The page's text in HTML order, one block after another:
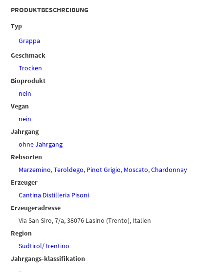
PRODUKTBESCHREIBUNG
Typ
Grappa
Geschmack
Trocken
Bioprodukt
nein
Vegan
nein
Jahrgang
ohne Jahrgang
Rebsorten
Marzemino,Teroldego, Pinot Grigio, Moscato,Chardonnay
Erzeuger
Cantina Distilleria Pisoni
Erzeugeradresse
Via San Siro, 7/a, 38076 Lasino (Trento), Italien
Region
Südtirol/Trentino
Jahrgangs-klassifikation
–